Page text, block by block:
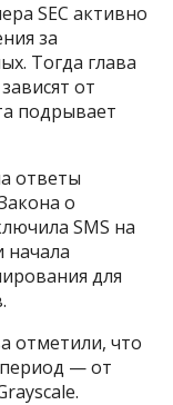
SEC активно
за
Тогда глава
от
подрывает
ответы
о
SMS на
начала
для
отметили, что
— от